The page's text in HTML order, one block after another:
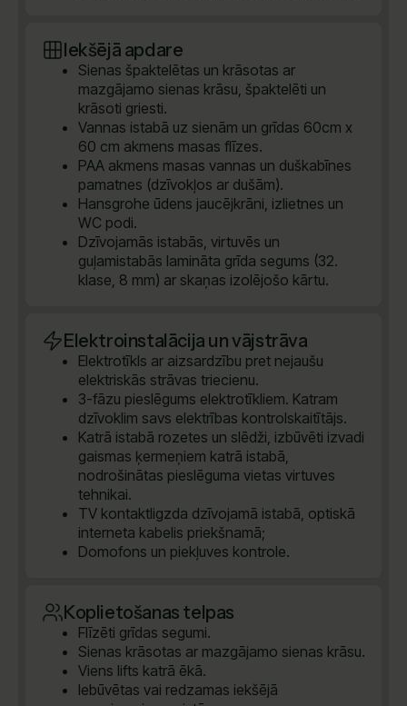
Iekšējā apdare
Sienas špaktelētas un krāsotas ar
mazgājamo sienas krāsu, špaktelēti un
krāsoti griesti.
Vannas istabā uz sienām un grīdas 60cm x
60 cm akmens masas flīzes.
PAA akmens masas vannas un duškabīnes
pamatnes (dzīvokļos ar dušām).
Hansgrohe ūdens jaucējkrāni, izlietnes un
WC podi.
Dzīvojamās istabās, virtuvēs un
guļamistabās lamināta grīda segums (32.
klase, 8 mm) ar skaņas izolējošo kārtu.
Elektroinstalācija un vājstrāva
Elektrotīkls ar aizsardzību pret nejaušu
elektriskās strāvas triecienu.
3-fāzu pieslēgums elektrotīkliem. Katram
dzīvoklim savs elektrības kontrolskaitītājs.
Katrā istabā rozetes un slēdži, izbūvēti izvadi
gaismas ķermeņiem katrā istabā,
nodrošinātas pieslēguma vietas virtuves
tehnikai.
TV kontaktligzda dzīvojamā istabā, optiskā
interneta kabelis priekšnamā;
Domofons un piekļuves kontrole.
Koplietošanas telpas
Flīzēti grīdas segumi.
Sienas krāsotas ar mazgājamo sienas krāsu.
Viens lifts katrā ēkā.
Iebūvētas vai redzamas iekšējā